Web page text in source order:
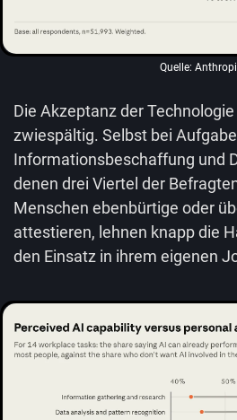
Quelle:
Die Akzeptanz der
zwiespältig. Selbst bei
Informationsbeschaffung und
denen drei Viertel der
Menschen ebenbürtige oder
attestieren, lehnen knapp die
den Einsatz in ihrem eigenen